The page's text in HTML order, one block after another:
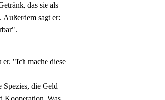
das sie als
sagt er:
"Ich mache diese
Spezies, die Geld
Kooperation. Was